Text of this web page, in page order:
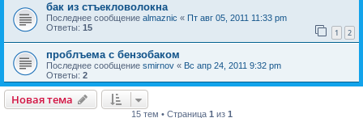
бак из стъекловолокна
Последнее сообщение almaznic « Пт авг 05, 2011 11:33 pm
Ответы: 15 1 2
проблъема с бензобаком
Последнее сообщение smirnov « Вс апр 24, 2011 9:32 pm
Ответы: 2
Новая тема
15 тем • Страница 1 из 1